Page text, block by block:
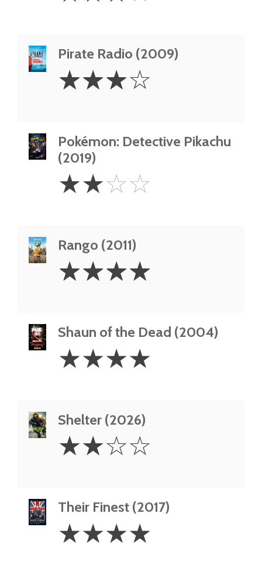
Pirate Radio (2009)
Stars
☆☆☆☆
Pokémon: Detective Pikachu
(2019)
Stars
☆☆☆☆
Rango (2011)
Stars
☆☆☆☆
Shaun of the Dead (2004)
Stars
☆☆☆☆
Shelter (2026)
Stars
☆☆☆☆
Their Finest (2017)
Stars
☆☆☆☆